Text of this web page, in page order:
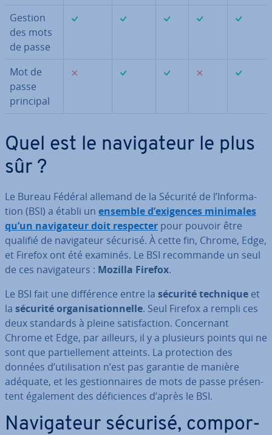
Gestion
des mots
de passe
Mot de
passe
principal
Quel est le na­vi­ga­teur le plus
sûr ?
Le Bureau Fédéral allemand de la Sécurité de l’In­for­ma­
tion (BSI) a établi un ensemble d’exigences minimales
qu’un na­vi­ga­teur doit respecter pour pouvoir être
qualifié de na­vi­ga­teur sécurisé. À cette fin, Chrome, Edge,
et Firefox ont été examinés. Le BSI re­com­mande un seul
de ces na­vi­ga­teurs : Mozilla Firefox.
Le BSI fait une dif­fé­rence entre la sécurité technique et
la sécurité or­ga­ni­sa­tion­nelle. Seul Firefox a rempli ces
deux standards à pleine sa­tis­fac­tion. Con­cer­nant
Chrome et Edge, par ailleurs, il y a plusieurs points qui ne
sont que par­tiel­le­ment atteints. La pro­tec­tion des
données d’uti­li­sa­tion n’est pas garantie de manière
adéquate, et les ges­tion­naires de mots de passe pré­sen­
tent également des dé­fi­ciences d’après le BSI.
Na­vi­ga­teur sécurisé, com­por­